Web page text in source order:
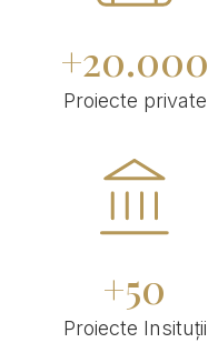
+20.000
Proiecte private
+50
Proiecte Insituții